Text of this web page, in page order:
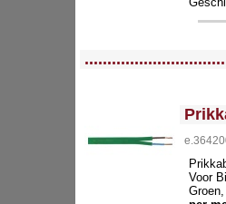
<!-- MakeFullWidth0 --><!-- MakeFullWidth1 --><!-- MakeFullWidth2 --><!-- MakeFullWidth3 --><!-- MakeFullWidth4 --><!-- MakeFullWidth5 --><!--
Voor
Groen,